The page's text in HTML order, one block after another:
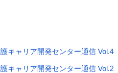
キャリア開発センター通信 Vol.4
キャリア開発センター通信 Vol.2